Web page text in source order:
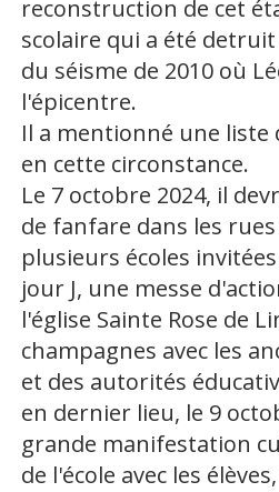
reconstruction de cet
scolaire qui a été
du séisme de 2010 où
l'épicentre.
Il a mentionné une liste
en cette circonstance.
Le 7 octobre 2024, il
de fanfare dans les
plusieurs écoles
jour J, une messe
l'église Sainte Rose de
champagnes avec les
et des autorités
en dernier lieu, le 9
grande manifestation
de l'école avec les